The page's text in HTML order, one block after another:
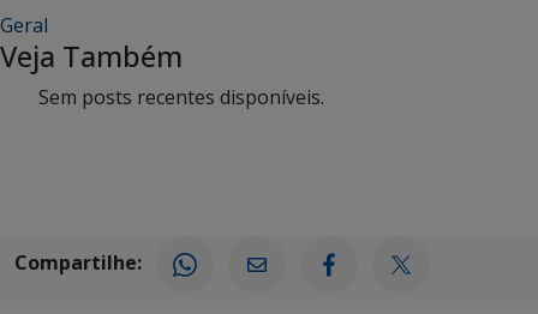
Geral
Veja Também
Sem posts recentes disponíveis.
Compartilhe: